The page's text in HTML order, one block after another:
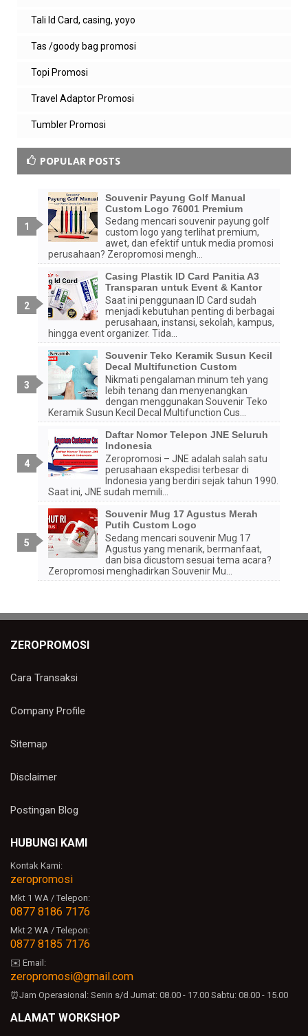
Tali Id Card, casing, yoyo
Tas /goody bag promosi
Topi Promosi
Travel Adaptor Promosi
Tumbler Promosi
POPULAR POSTS
Souvenir Payung Golf Manual
Custom Logo 76001 Premium
Sedang mencari souvenir payung golf
custom logo yang terlihat premium,
awet, dan efektif untuk media promosi
perusahaan? Zeropromosi mengh...
Casing Plastik ID Card Panitia A3
Transparan untuk Event & Kantor
Saat ini penggunaan ID Card sudah
menjadi kebutuhan penting di berbagai
perusahaan, instansi, sekolah, kampus,
hingga event organizer. Tida...
Souvenir Teko Keramik Susun Kecil
Decal Multifunction Custom
Nikmati pengalaman minum teh yang
lebih tenang dan menyenangkan
dengan menggunakan Souvenir Teko
Keramik Susun Kecil Decal Multifunction Cus...
Daftar Nomor Telepon JNE Seluruh
Indonesia
Zeropromosi – JNE adalah salah satu
perusahaan ekspedisi terbesar di
Indonesia yang berdiri sejak tahun 1990.
Saat ini, JNE sudah memili...
Souvenir Mug 17 Agustus Merah
Putih Custom Logo
Sedang mencari souvenir Mug 17
Agustus yang menarik, bermanfaat,
dan bisa dicustom sesuai tema acara?
Zeropromosi menghadirkan Souvenir Mu...
ZEROPROMOSI
Cara Transaksi
Company Profile
Sitemap
Disclaimer
Postingan Blog
HUBUNGI KAMI
Kontak Kami:
zeropromosi
Mkt 1 WA / Telepon:
0877 8186 7176
Mkt 2 WA / Telepon:
0877 8185 7176
✉️ Email:
zeropromosi@gmail.com
⏰Jam Operasional: Senin s/d Jumat: 08.00 - 17.00 Sabtu: 08.00 - 15.00
ALAMAT WORKSHOP